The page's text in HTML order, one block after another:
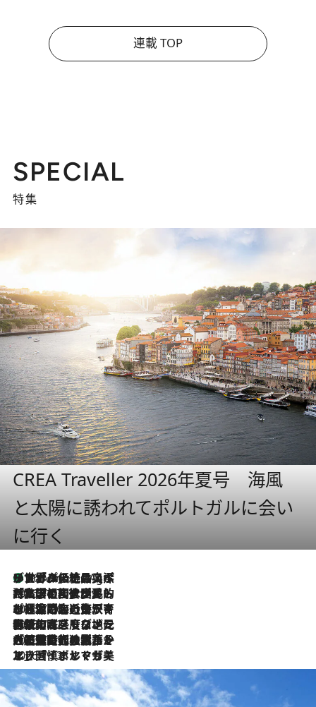
連載 TOP
SPECIAL
特集
CREA Traveller 2026年夏号 海風
と太陽に誘われてポルトガルに会い
に行く
46 Minutes Ago
リスボンの絶品スイーツ「パステル・デ・ナタ」とは？ポルトガル伝統の奥深い世界へ
2026.7.27
「私の祖国はポルトガル語です」国民的詩人フェルナンド・ペソアと、彼が愛した文学の街を歩く
2026.7.26
ポルトガル近海が育む極上の海の幸。キリリと冷えた白ワインと愉しむ、シーフード専門店の贅沢
2026.7.22
伝統の味をモダンに昇華。高感度な地元客が集う、リスボンの最旬ガストロノミー
2026.7.21
大航海時代の栄華から、震災、独裁、そして革命へ。ポルトガル・首都リスボンの石畳に刻まれた「歴史の光と影」
2026.7.13
エッセイ・ヤマザキマリ「慎ましくも美しき国 ポルトガル」